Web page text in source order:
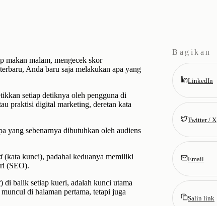
makan malam, mengecek skor
Anda baru saja melakukan apa yang
setiap detiknya oleh pengguna di
praktisi digital marketing, deretan kata
yang sebenarnya dibutuhkan oleh audiens
(kata kunci), padahal keduanya memiliki
(SEO).
) di balik setiap kueri, adalah kunci utama
di halaman pertama, tetapi juga
Bagikan
LinkedIn
Twitter / X
Email
Salin link